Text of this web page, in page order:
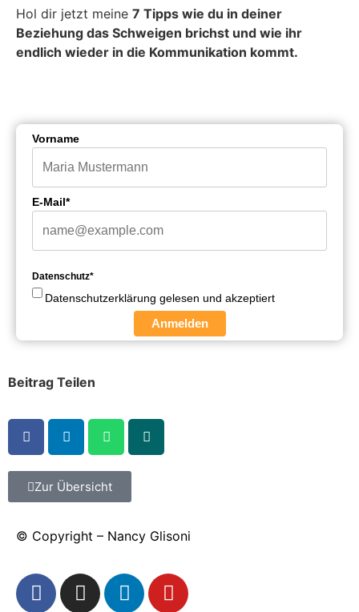
Vorname
E-Mail*
Datenschutz*
Datenschutzerklärung gelesen und akzeptiert
Anmelden
Hol dir jetzt meine 7 Tipps wie du in deiner
Beziehung das Schweigen brichst und wie ihr
endlich wieder in die Kommunikation kommt.
Beitrag Teilen
Zur Übersicht
© Copyright – Nancy Glisoni